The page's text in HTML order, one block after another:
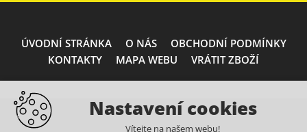
ÚVODNÍ STRÁNKA O NÁS
OBCHODNÍ PODMÍNKY
KONTAKTY
MAPA WEBU VRÁTIT ZBOŽÍ
Nastavení cookies
Vítejte na našem webu!